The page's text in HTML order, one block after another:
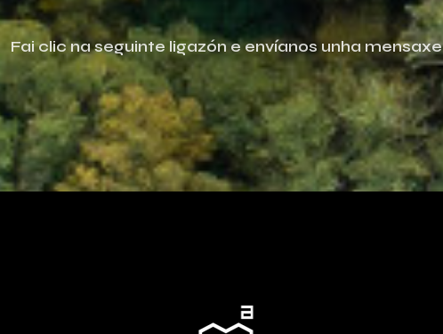
Fai clic na seguinte ligazón e envíanos unha mensaxe